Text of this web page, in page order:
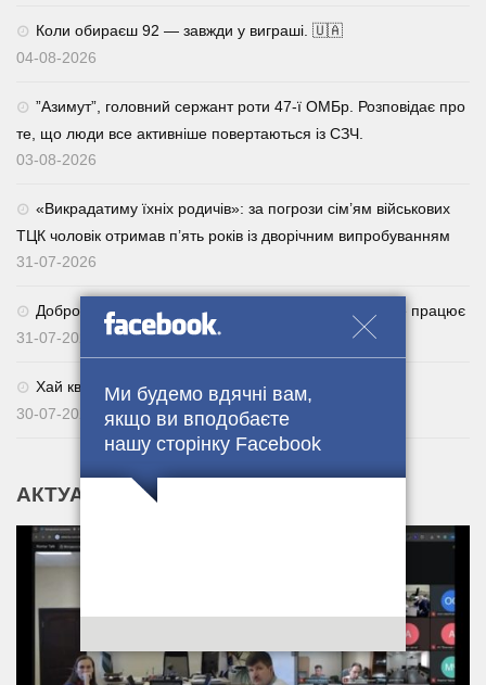
Ми будемо вдячні вам,
якщо ви вподобаєте
нашу сторінку Facebook
Коли обираєш 92 — завжди у виграші. 🇺🇦
04-08-2026
⁨”Азимут”, головний сержант роти 47-ї ОМБр. Розповідає про
те, що люди все активніше повертаються із СЗЧ.
03-08-2026
«Викрадатиму їхніх родичів»: за погрози сім’ям військових
ТЦК чоловік отримав п’ять років із дворічним випробуванням
31-07-2026
Добровільне повернення із СЗЧ через Армія+: як це працює
31-07-2026
Хай квітне українське поле. 🌾🇺🇦
30-07-2026
АКТУАЛЬНІ НОВИНИ